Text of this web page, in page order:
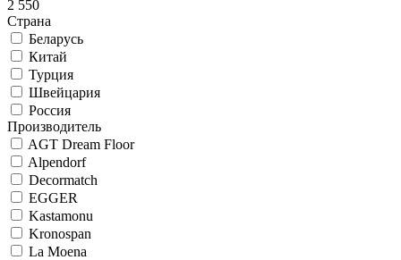
2 550
Страна
Беларусь
Китай
Турция
Швейцария
Россия
Производитель
AGT Dream Floor
Alpendorf
Decormatch
EGGER
Kastamonu
Kronospan
La Moena